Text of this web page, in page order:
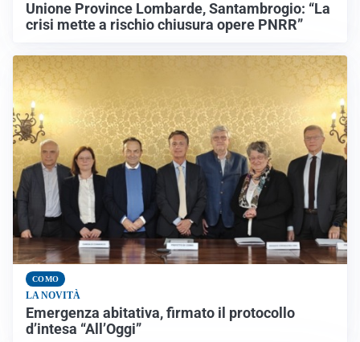
Unione Province Lombarde, Santambrogio: “La
crisi mette a rischio chiusura opere PNRR”
COMO
LA NOVITÀ
Emergenza abitativa, firmato il protocollo
d’intesa “All’Oggi”